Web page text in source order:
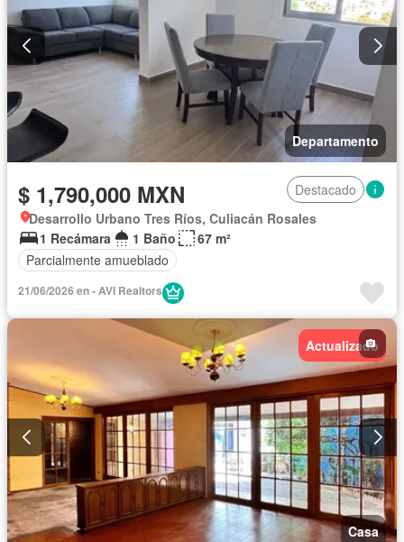
Departamento
$ 1,790,000 MXN
Destacado
Desarrollo Urbano Tres Ríos, Culiacán Rosales
1 Recámara
1 Baño
67 m²
Parcialmente amueblado
21/06/2026 en - AVI Realtors
Actualizado
Casa